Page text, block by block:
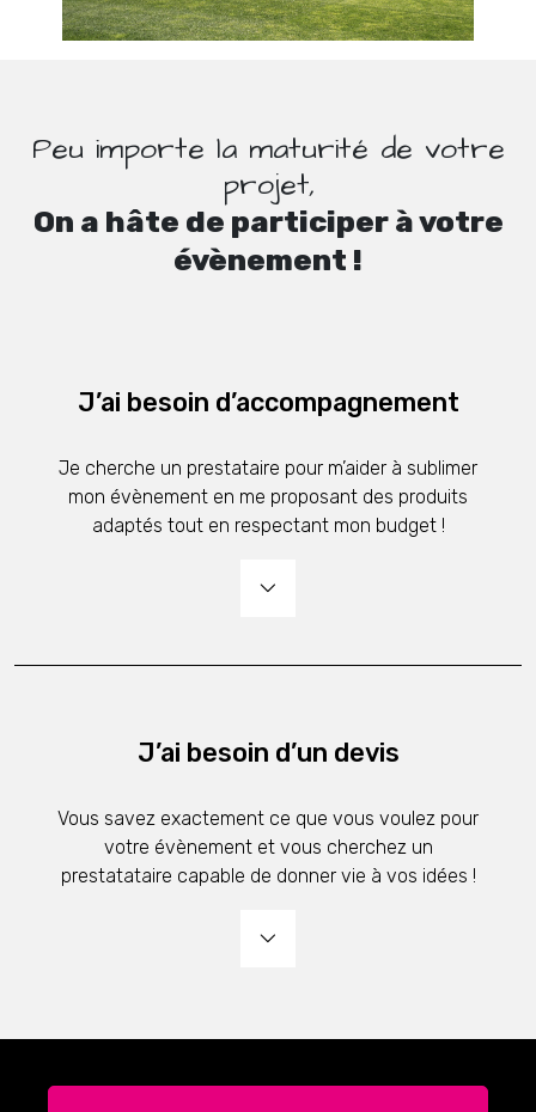
Peu importe la maturité de votre
projet,
On a hâte de participer à votre
évènement !
J’ai besoin d’accompagnement
Je cherche un prestataire pour m’aider à sublimer
mon évènement en me proposant des produits
adaptés tout en respectant mon budget !
J’ai besoin d’un devis
Vous savez exactement ce que vous voulez pour
votre évènement et vous cherchez un
prestatataire capable de donner vie à vos idées !